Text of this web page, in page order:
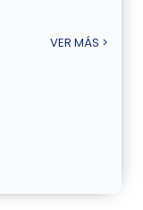
VER MÁS >